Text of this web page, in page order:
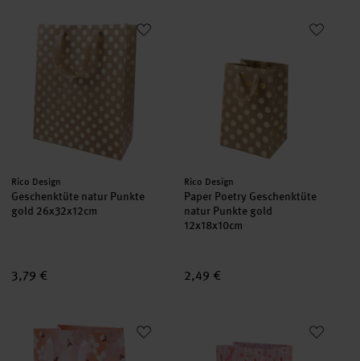
Geschenktüte natur Punkte gold 26x32x12cm
Hersteller:
Rico Design
Geschenktüte natur Punkte
gold 26x32x12cm
3,79 €
Paper Poetry Geschenktüte
Hersteller:
Rico Design
Paper Poetry Geschenktüte
natur Punkte gold
12x18x10cm
2,49 €
Paper Poetry Geschenktüte Kirschblüten orange 18x26x12cm
Paper Poetry Geschenktüte